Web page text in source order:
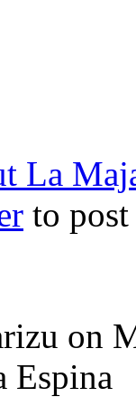
La
to
on
Espina